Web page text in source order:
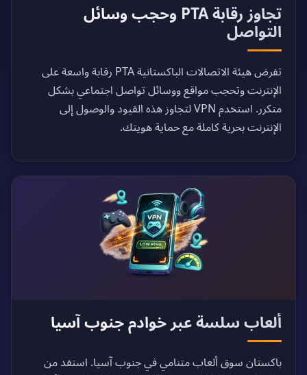
تجاوز رقابة PTA وحجب وسائل
التواصل
تفرض هيئة الاتصالات الباكستانية PTA رقابة واسعة على
الإنترنت وتحجب مواقع ووسائل تواصل اجتماعي بشكل
متكرر. استخدم VPN لتجاوز هذه القيود والوصول إلى
الإنترنت بحرية كاملة مع حماية هويتك.
ألعاب سلسة عبر خوادم جنوب آسيا
باكستان سوق ألعاب متنامي في جنوب آسيا. استفد من